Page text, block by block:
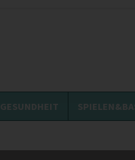
GESUNDHEIT